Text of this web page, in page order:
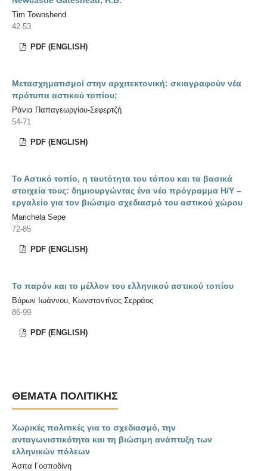
Tim Townshend
42-53
PDF (ENGLISH)
Μετασχηματισμοί στην αρχιτεκτονική: σκιαγραφούν νέα
πρότυπα αστικού τοπίου;
Ράνια Παπαγεωργίου-Σεφερτζή
54-71
PDF (ENGLISH)
Το Αστικό τοπίο, η ταυτότητα του τόπου και τα βασικά
στοιχεία τους: δημιουργώντας ένα νέο πρόγραμμα Η/Υ –
εργαλείο για τον βιώσιμο σχεδιασμό του αστικού χώρου
Marichela Sepe
72-85
PDF (ENGLISH)
Το παρόν και το μέλλον του ελληνικού αστικού τοπίου
Βύρων Ιωάννου, Κωνσταντίνος Σερράος
86-99
PDF (ENGLISH)
ΘΈΜΑΤΑ ΠΟΛΙΤΙΚΉΣ
Χωρικές πολιτικές για το σχεδιασμό, την
ανταγωνιστικότητα και τη βιώσιμη ανάπτυξη των
ελληνικών πόλεων
Άσπα Γοσποδίνη